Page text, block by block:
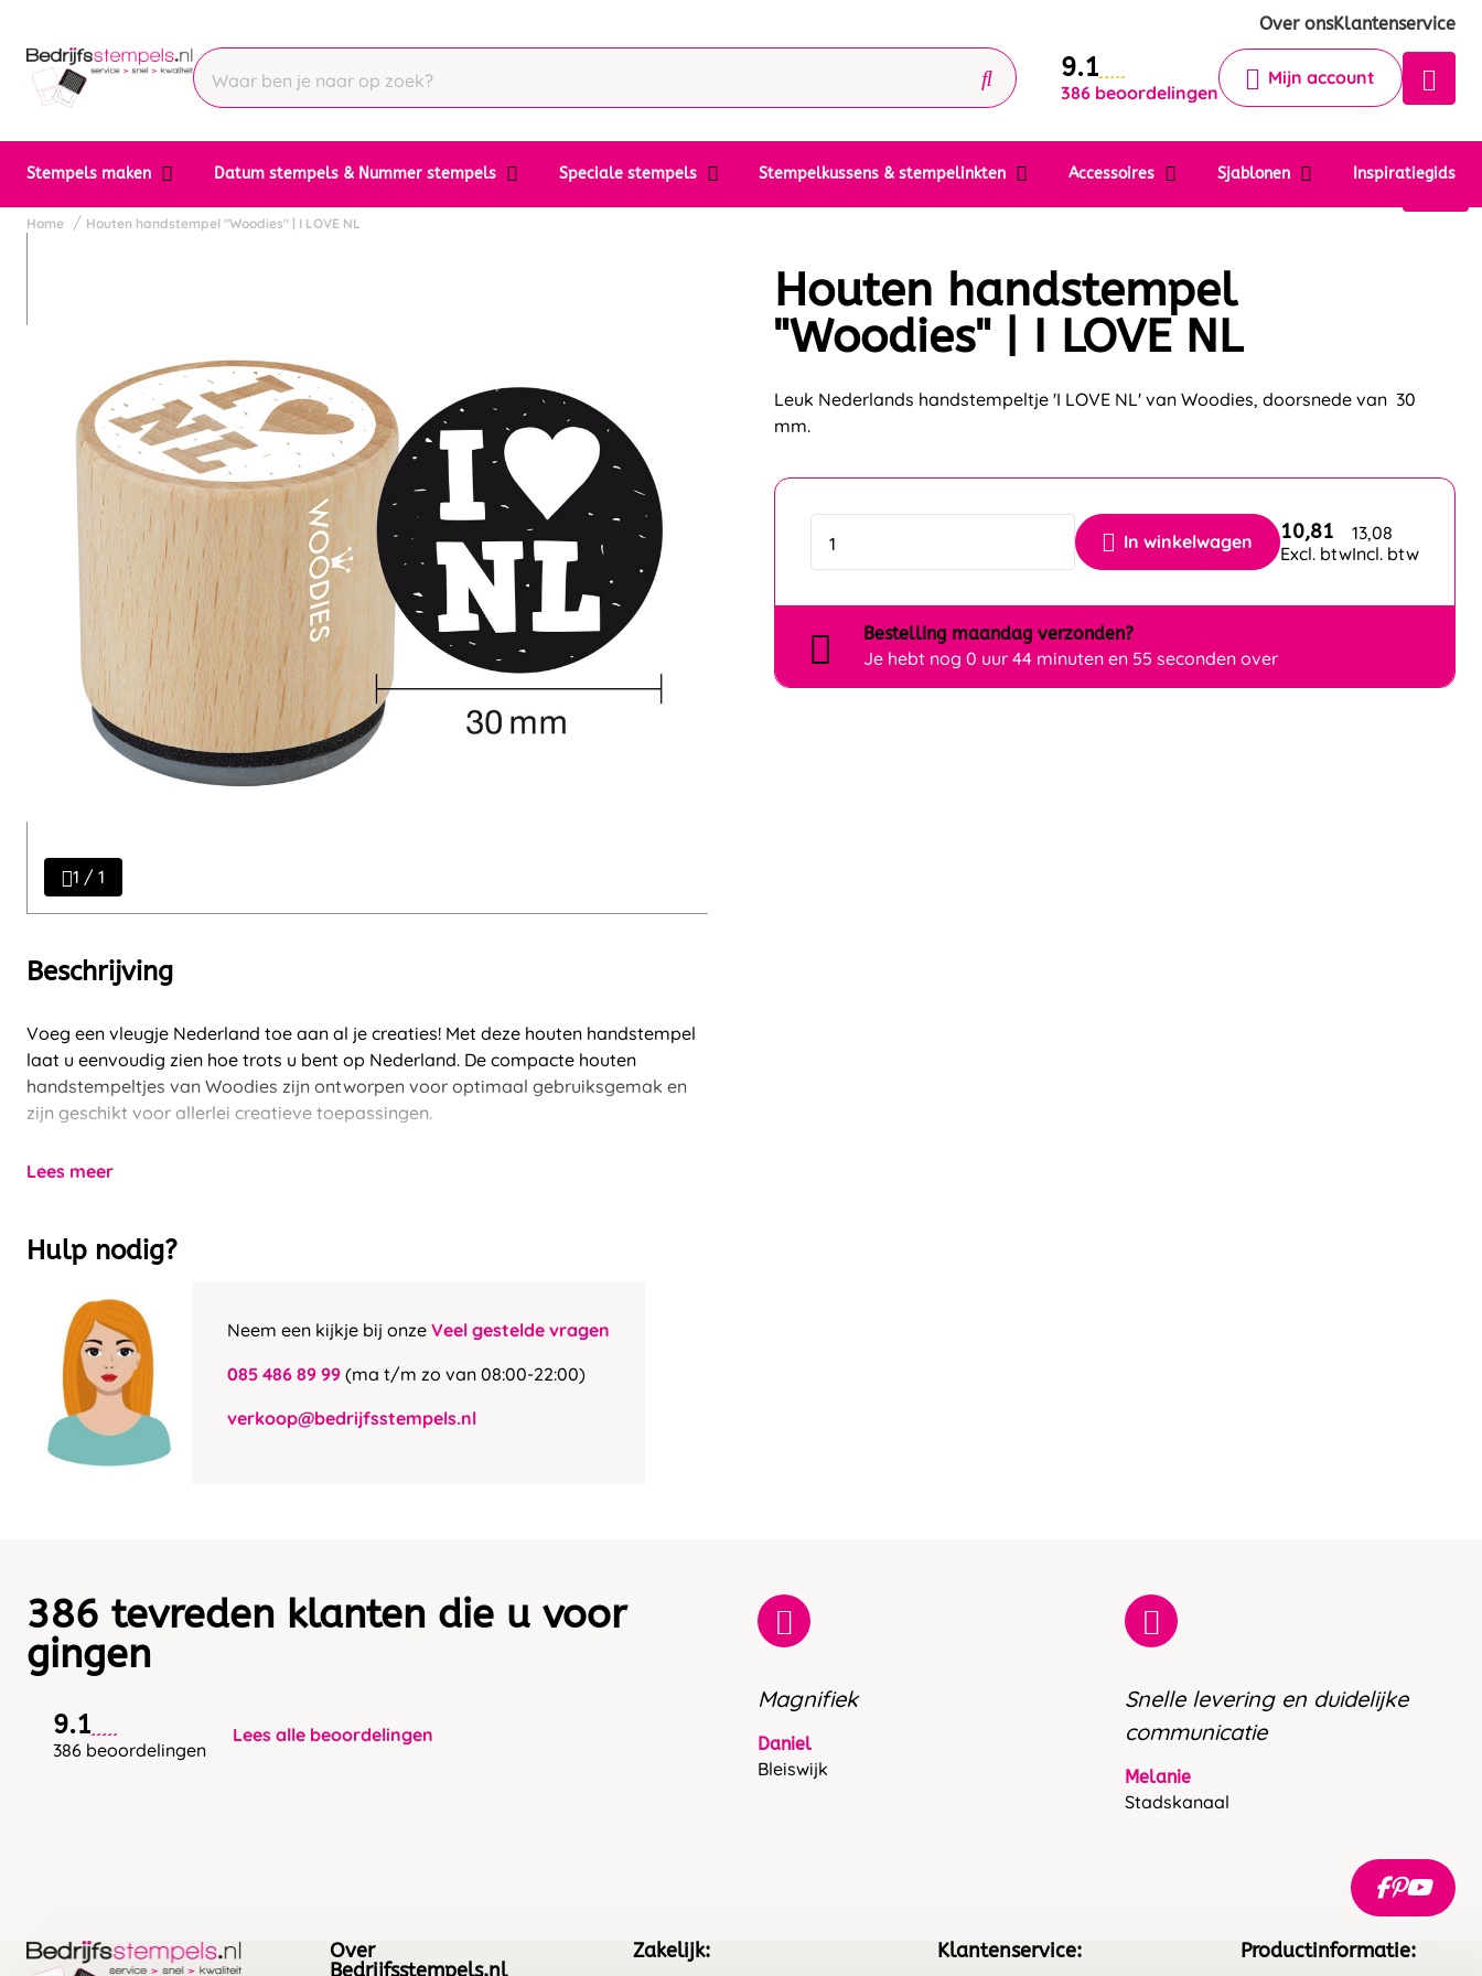
Over onsKlantenservice
9.1
386 beoordelingen
Mijn account
Stempels maken Datum stempels & Nummer stempels Speciale stempels Stempelkussens & stempelinkten Accessoires Sjablonen Inspiratiegids
Krijg een antwoord op uw vraag
Chat 24/7 met onze chatbot voor
Contact
Home Houten handstempel "Woodies" | I LOVE NL
1 / 1
Beschrijving
Voeg een vleugje Nederland toe aan al je creaties! Met deze houten handstempel
laat u eenvoudig zien hoe trots u bent op Nederland. De compacte houten
handstempeltjes van Woodies zijn ontworpen voor optimaal gebruiksgemak en
zijn geschikt voor allerlei creatieve toepassingen.
Lees meer
Hulp nodig?
Neem een kijkje bij onze Veel gestelde vragen
085 486 89 99 (ma t/m zo van 08:00-22:00)
verkoop@bedrijfsstempels.nl
Houten handstempel
"Woodies" | I LOVE NL
Leuk Nederlands handstempeltje 'I LOVE NL' van Woodies, doorsnede van 30
mm.
In winkelwagen 10,81
Excl. btw
13,08
Incl. btw
Bestelling maandag verzonden?
Je hebt nog 0 uur 44 minuten en 54 seconden over
386 tevreden klanten die u voor
gingen
9.1
386 beoordelingen
Lees alle beoordelingen
Magnifiek
Daniel
Bleiswijk
Snelle levering en duidelijke
communicatie
Melanie
Stadskanaal
Over
Bedrijfsstempels.nl
Zakelijk: Klantenservice: Productinformatie: